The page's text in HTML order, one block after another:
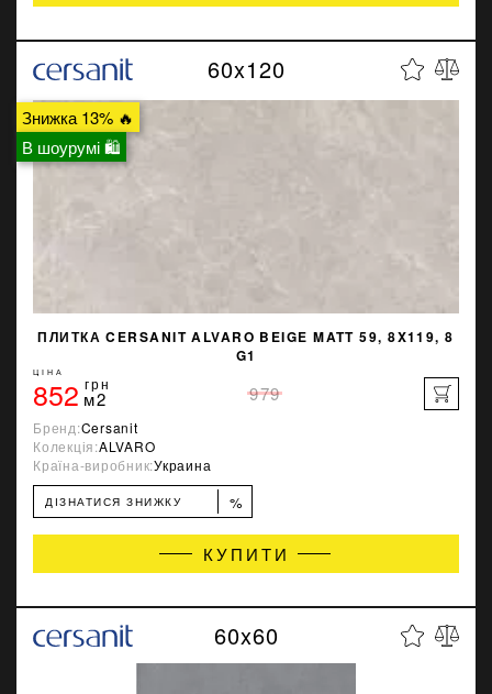
Знижка 13% 🔥
В шоурумі 🛍
60x120
ПЛИТКА CERSANIT ALVARO BEIGE MATT 59, 8X119, 8
G1
ЦІНА
852 грн
м2 979
Бренд:Cersanit
Колекція:ALVARO
Країна-виробник:Украина
ДІЗНАТИСЯ ЗНИЖКУ %
КУПИТИ
60x60